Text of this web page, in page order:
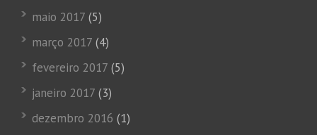
maio 2017 (5)
março 2017 (4)
fevereiro 2017 (5)
janeiro 2017 (3)
dezembro 2016 (1)